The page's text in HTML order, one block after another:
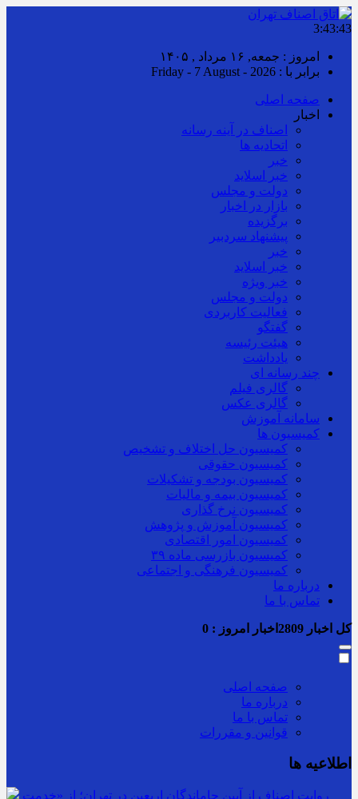
3:43:44
امروز : جمعه, ۱۶ مرداد , ۱۴۰۵
برابر با : Friday - 7 August - 2026
صفحه اصلی
اخبار
اصناف در آینه رسانه
اتحادیه ها
خبر
خبر اسلايد
دولت و مجلس
بازار در اخبار
برگزیده
پیشنهاد سردبیر
خبر
خبر اسلايد
خبر ویژه
دولت و مجلس
فعالیت کاربردی
گفتگو
هیئت رئیسه
یادداشت
چند رسانه ای
گالری فیلم
گالری عکس
سامانه آموزش
کمیسیون ها
کمیسیون حل اختلاف و تشخیص
کمیسیون حقوقی
کمیسیون بودجه و تشکیلات
کمیسیون بیمه و مالیات
کمیسیون نرخ گذاری
کمیسیون آموزش و پژوهش
کمیسیون امور اقتصادی
کمیسیون بازرسی ماده ۳۹
کمیسیون فرهنگی و اجتماعی
درباره ما
تماس با ما
کل اخبار اخبار امروز : 0
صفحه اصلی
درباره ما
تماس با ما
قوانین و مقررات
اطلاعیه ها
روایت اصناف از آیین جاماندگان اربعین در تهران؛ از «خدمت